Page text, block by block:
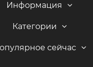
Информация
Категории
сейчас